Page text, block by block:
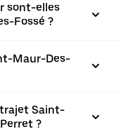
sont-elles
Fossé ?
Maur-Des-
Saint-
?